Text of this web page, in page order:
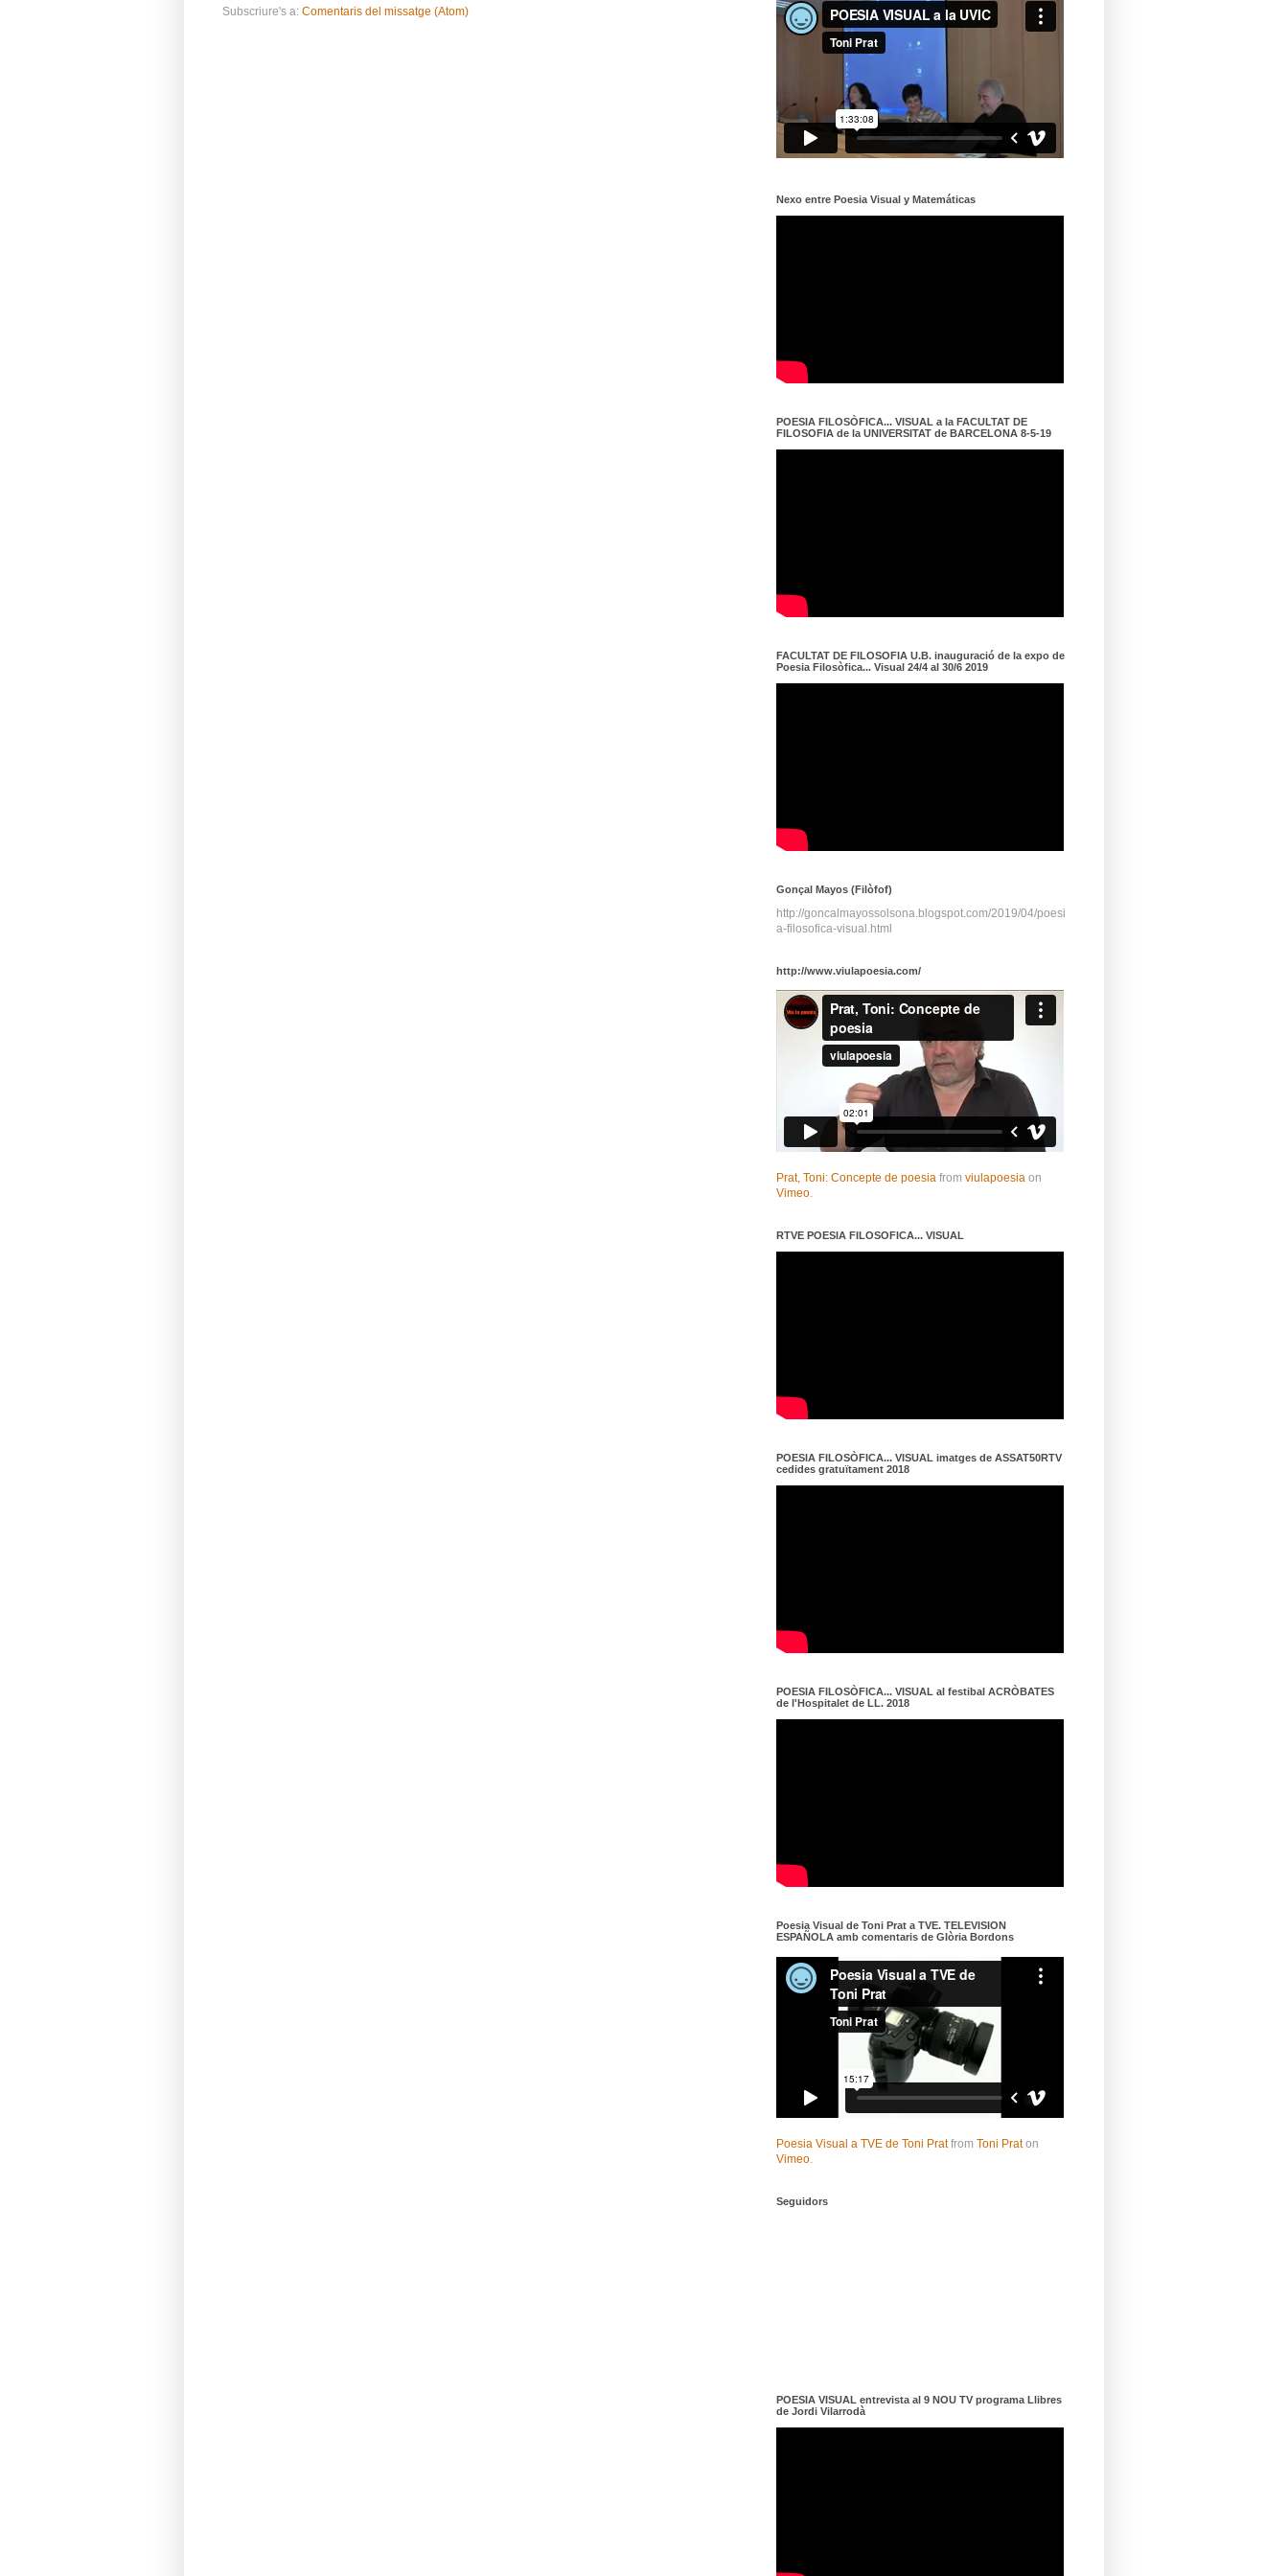
Subscriure's a: Comentaris del missatge (Atom)
Nexo entre Poesia Visual y Matemáticas
POESIA FILOSÒFICA... VISUAL a la FACULTAT DE
FILOSOFIA de la UNIVERSITAT de BARCELONA 8-5-19
FACULTAT DE FILOSOFIA U.B. inauguració de la expo de
Poesia Filosòfica... Visual 24/4 al 30/6 2019
Gonçal Mayos (Filòfof)
http://goncalmayossolsona.blogspot.com/2019/04/poesi
a-filosofica-visual.html
http://www.viulapoesia.com/
Prat, Toni: Concepte de poesia from viulapoesia on
Vimeo.
RTVE POESIA FILOSOFICA... VISUAL
POESIA FILOSÒFICA... VISUAL imatges de ASSAT50RTV
cedides gratuïtament 2018
POESIA FILOSÒFICA... VISUAL al festibal ACRÒBATES
de l'Hospitalet de LL. 2018
Poesia Visual de Toni Prat a TVE. TELEVISION
ESPAÑOLA amb comentaris de Glòria Bordons
Poesia Visual a TVE de Toni Pratfrom Toni Praton
Vimeo.
Seguidors
POESIA VISUAL entrevista al 9 NOU TV programa Llibres
de Jordi Vilarrodà